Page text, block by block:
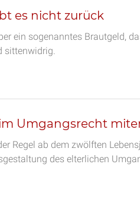
es nicht zurück
ein sogenanntes Brautgeld,
sittenwidrig.
Umgangsrecht
Regel ab dem zwölften
des elterlichen